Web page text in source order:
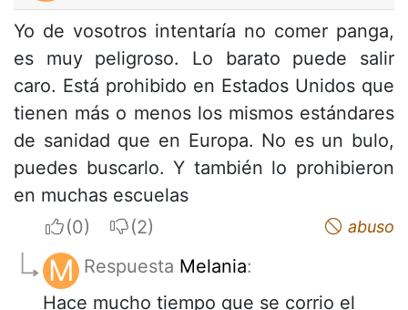
Yo de vosotros intentaría no comer panga,
es muy peligroso. Lo barato puede salir
caro. Está prohibido en Estados Unidos que
tienen más o menos los mismos estándares
de sanidad que en Europa. No es un bulo,
puedes buscarlo. Y también lo prohibieron
en muchas escuelas
I apreciateI do not appreciate abuso
M Respuesta Melania:
Hace mucho tiempo que se corrio el